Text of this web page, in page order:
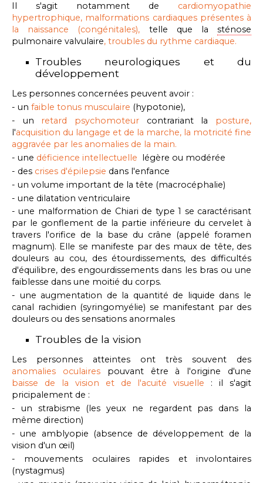
Il s'agit notamment de cardiomyopathie
hypertrophique, malformations cardiaques présentes à
la naissance (congénitales), telle que la sténose
pulmonaire valvulaire, troubles du rythme cardiaque.
Troubles neurologiques et du
développement
Les personnes concernées peuvent avoir :
- un faible tonus musculaire (hypotonie),
- un retard psychomoteur contrariant la posture,
l'acquisition du langage et de la marche, la motricité fine
aggravée par les anomalies de la main.
- une déficience intellectuelle légère ou modérée
- des crises d'épilepsie dans l'enfance
- un volume important de la tête (macrocéphalie)
- une dilatation ventriculaire
- une malformation de Chiari de type 1 se caractérisant
par le gonflement de la partie inférieure du cervelet à
travers l'orifice de la base du crâne (appelé foramen
magnum). Elle se manifeste par des maux de tête, des
douleurs au cou, des étourdissements, des difficultés
d'équilibre, des engourdissements dans les bras ou une
faiblesse dans une moitié du corps.
- une augmentation de la quantité de liquide dans le
canal rachidien (syringomyélie) se manifestant par des
douleurs ou des sensations anormales
Troubles de la vision
Les personnes atteintes ont très souvent des
anomalies oculairespouvant être à l'origine d'une
baisse de la vision et de l'acuité visuelle : il s'agit
pricipalement de :
- un strabisme (les yeux ne regardent pas dans la
même direction)
- une amblyopie (absence de développement de la
vision d'un œil)
- mouvements oculaires rapides et involontaires
(nystagmus)